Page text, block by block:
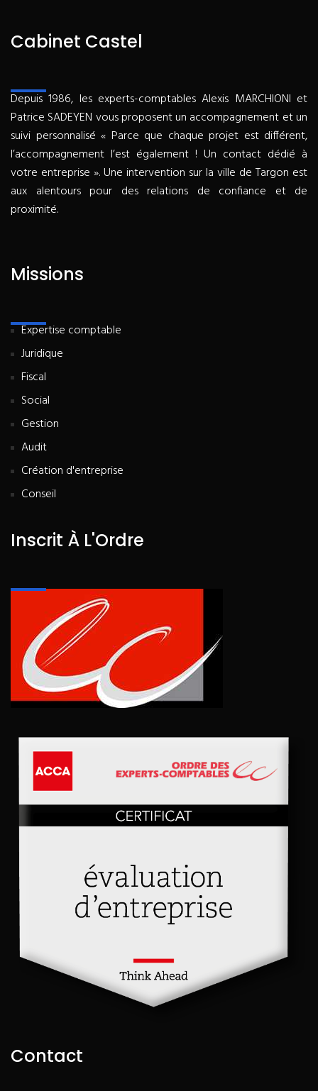
Cabinet Castel
Depuis 1986, les experts-comptables Alexis MARCHIONI et
Patrice SADEYEN vous proposent un accompagnement et un
suivi personnalisé « Parce que chaque projet est différent,
l’accompagnement l’est également ! Un contact dédié à
votre entreprise ». Une intervention sur la ville de Targon est
aux alentours pour des relations de confiance et de
proximité.
Missions
Expertise comptable
Juridique
Fiscal
Social
Gestion
Audit
Création d'entreprise
Conseil
Inscrit À L'Ordre
Contact